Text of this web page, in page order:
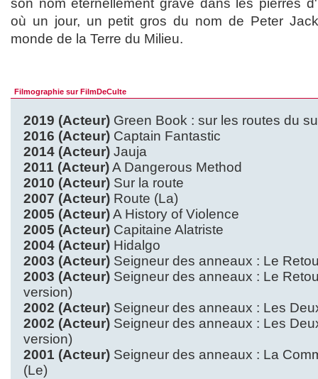
son nom éternellement gravé dans les pierres
où un jour, un petit gros du nom de Peter
monde de la Terre du Milieu.
Filmographie sur FilmDeCulte
2019 (Acteur) Green Book : sur les routes du
2016 (Acteur) Captain Fantastic
2014 (Acteur) Jauja
2011 (Acteur)A Dangerous Method
2010 (Acteur) Sur la route
2007 (Acteur) Route (La)
2005 (Acteur)A History of Violence
2005 (Acteur) Capitaine Alatriste
2004 (Acteur) Hidalgo
2003 (Acteur) Seigneur des anneaux : Le
2003 (Acteur) Seigneur des anneaux : Le
version)
2002 (Acteur) Seigneur des anneaux : Les
2002 (Acteur) Seigneur des anneaux : Les
version)
2001 (Acteur) Seigneur des anneaux : La
(Le)